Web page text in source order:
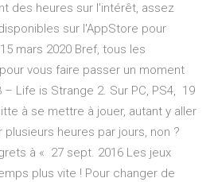
des heures sur l'intérêt, assez
sur l'AppStore pour
mars 2020 Bref, tous les
vous faire passer un moment
Life is Strange 2. Sur PC, PS4, 19
à se mettre à jouer, autant y aller
heures par jours, non ?
à « 27 sept. 2016 Les jeux
plus vite ! Pour changer de